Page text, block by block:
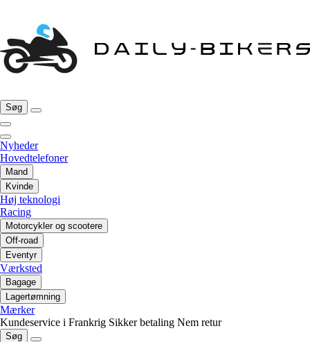
Søg
Nyheder
Hovedtelefoner
Mand
Kvinde
Høj teknologi
Racing
Motorcykler og scootere
Off-road
Eventyr
Værksted
Bagage
Lagertømning
Mærker
Kundeservice i Frankrig Sikker betaling Nem retur
Søg